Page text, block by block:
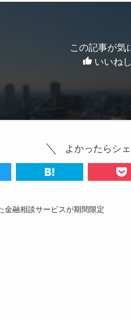
この記事が気
いいね
よかったらシ
金融相談サービスが期間限定